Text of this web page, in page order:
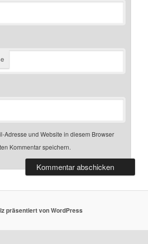
Adresse und Website in diesem Browser
Kommentar speichern.
präsentiert von WordPress